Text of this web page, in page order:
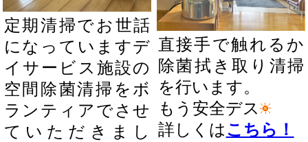
定期清掃でお世話
になっていますデ
イサービス施設の
空間除菌清掃をボ
ランティアでさせ
ていただきまし
直接手で触れるか
除菌拭き取り清掃
を行います。
もう安全デス
詳しくはこちら！